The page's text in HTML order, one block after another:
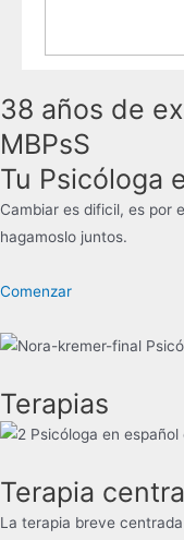
38 años de
MBPsS
Tu Psicóloga
Cambiar es dificil, es por
hagamoslo juntos.
Comenzar
Terapias
Terapia
La terapia breve